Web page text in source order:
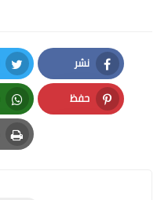
نشر
Facebook
حفظ
Pinterest